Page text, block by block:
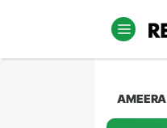
AMEERA